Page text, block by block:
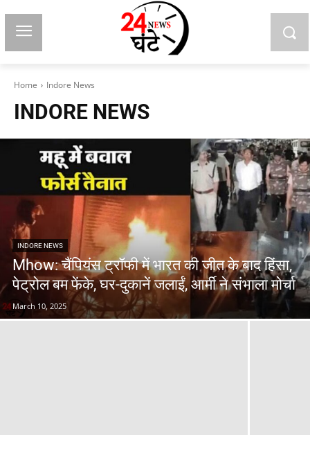
Home Indore News
INDORE NEWS
INDORE NEWS
Mhow: चैंपियंस ट्रॉफी में भारत की जीत के बाद हिंसा,
पेट्रोल बम फेंके, घर-दुकानें जलाईं, आर्मी ने संभाला मोर्चा
March 10, 2025